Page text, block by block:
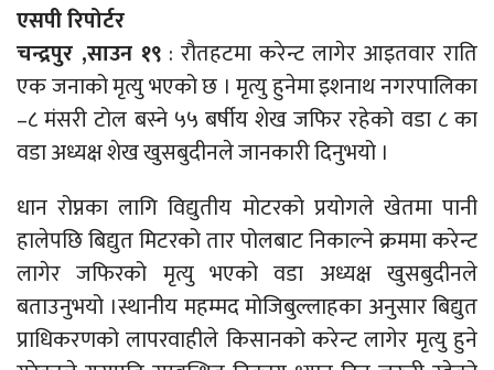
एसपी रिपोर्टर
चन्द्रपुर ,साउन १९ : रौतहटमा करेन्ट लागेर आइतवार राति
एक जनाको मृत्यु भएको छ । मृत्यु हुनेमा इशनाथ नगरपालिका
–८ मंसरी टोल बस्ने ५५ बर्षीय शेख जफिर रहेको वडा ८ का
वडा अध्यक्ष शेख खुसबुदीनले जानकारी दिनुभयो ।
धान रोप्नका लागि विद्युतीय मोटरको प्रयोगले खेतमा पानी
हालेपछि बिद्युत मिटरको तार पोलबाट निकाल्ने क्रममा करेन्ट
लागेर जफिरको मृत्यु भएको वडा अध्यक्ष खुसबुदीनले
बताउनुभयो ।स्थानीय महम्मद मोजिबुल्लाहका अनुसार बिद्युत
प्राधिकरणको लापरवाहीले किसानको करेन्ट लागेर मृत्यु हुने